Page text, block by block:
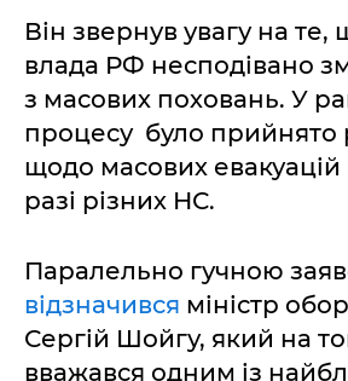
Він звернув увагу на те,
влада РФ несподівано
з масових поховань. У
процесу було прийнято
щодо масових
разі різних НС.
Паралельно гучною
відзначився міністр
Сергій Шойгу, який на
вважався одним із